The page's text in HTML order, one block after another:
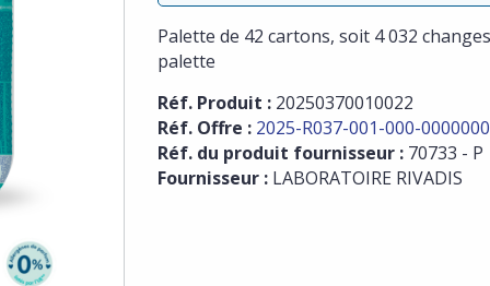
Palette de 42 cartons, soit 4 032
palette
Réf. Produit : 20250370010022
Réf. Offre : 2025-R037-001-000-0000000
Réf. du produit fournisseur : 70733 - P
Fournisseur : LABORATOIRE RIVADIS